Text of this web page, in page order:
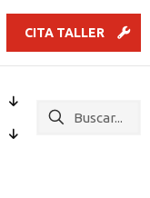
CITA TALLER